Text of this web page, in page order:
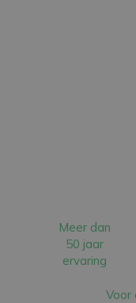
Meer dan
50 jaar
ervaring
Voor